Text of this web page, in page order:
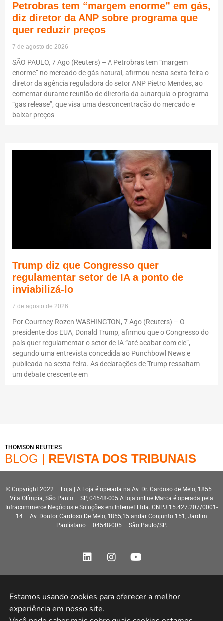
Petrobras tem “margem enorme” em gás,
diz diretor da ANP sobre programa que
quer reduzir preços
7 de agosto de 2026
SÃO PAULO, 7 Ago (Reuters) – A Petrobras tem “margem
enorme” no mercado de gás natural, afirmou nesta sexta-feira o
diretor da agência reguladora do setor ANP Pietro Mendes, ao
comentar durante reunião de diretoria da autarquia o programa
“gas release”, que visa uma desconcentração do mercado e
baixar preços
Trump diz que Congresso quer
regulamentar setor de IA a ponto de
inviabilizá-lo
7 de agosto de 2026
Por Courtney Rozen WASHINGTON, 7 Ago (Reuters) – O
presidente dos EUA, Donald Trump, afirmou que o Congresso do
país quer regulamentar o setor de IA “até acabar com ele”,
segundo uma entrevista concedida ao Punchbowl News e
publicada na sexta-feira. As declarações de Trump ressaltam
um debate crescente em
THOMSON REUTERS
BLOG | REVISTA DOS TRIBUNAIS
© Copyright 2022 – Loja | A Loja é operada na Av. Dr. Cardoso de Melo, 1855 –
Vila Olímpia, São Paulo – SP, 04548-005.A loja online Marca é operada pela
Infracommerce Negócios e Soluções em Internet Ltda. CNPJ 15.427.207/0001-
14 – Av. Doutor Cardoso De Melo, 1855,15 andar Conjunto 151, Jardim
Paulistano – 04548-005 – São Paulo/SP.
Estamos usando cookies para oferecer a melhor
experiência em nosso site.